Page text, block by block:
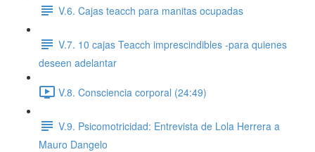
V.6. Cajas teacch para manitas ocupadas
V.7. 10 cajas Teacch imprescindibles -para quienes
deseen adelantar
V.8. Consciencia corporal (24:49)
V.9. Psicomotricidad: Entrevista de Lola Herrera a
Mauro Dangelo